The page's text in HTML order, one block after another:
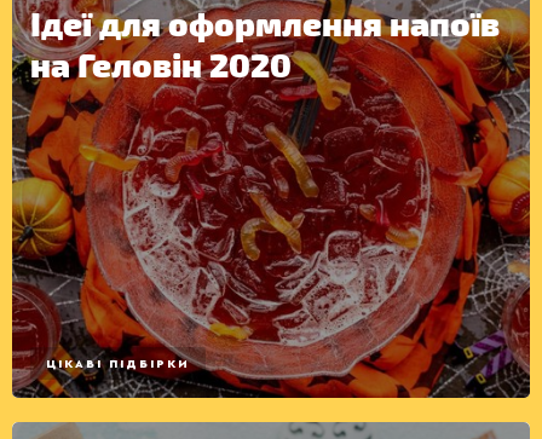
Ідеї для оформлення напоїв
на Геловін 2020
ЦІКАВІ ПІДБІРКИ